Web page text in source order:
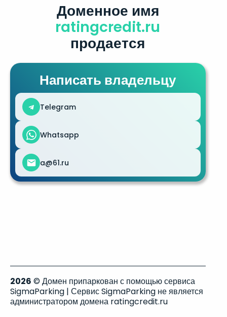
Доменное имя
ratingcredit.ru
продается
Написать владельцу
Telegram
Whatsapp
a@61.ru
2026 © Домен припаркован с помощью сервиса
SigmaParking | Сервис SigmaParking не является
администратором домена ratingcredit.ru